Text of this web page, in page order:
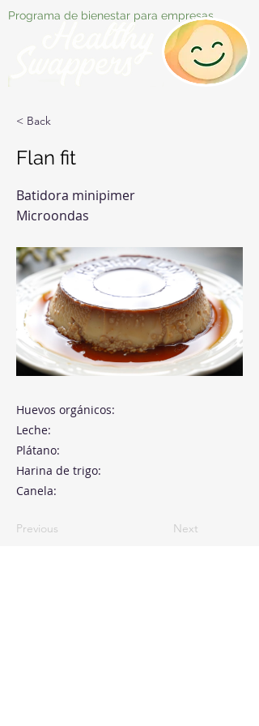
Programa de bienestar para empresas
< Back
Flan fit
Batidora minipimer
Microondas
Huevos orgánicos:
Leche:
Plátano:
Harina de trigo:
Canela:
Previous Next